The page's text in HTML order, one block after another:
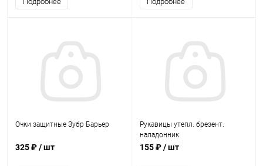
Очки защитные Зубр Барьер
325 ₽/ шт
Рукавицы утепл. брезент.
наладонник
155 ₽/ шт